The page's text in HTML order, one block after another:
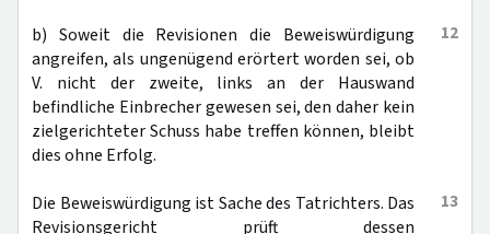
12
b) Soweit die Revisionen die Beweiswürdigung
angreifen, als ungenügend erörtert worden sei, ob
V. nicht der zweite, links an der Hauswand
befindliche Einbrecher gewesen sei, den daher kein
zielgerichteter Schuss habe treffen können, bleibt
dies ohne Erfolg.
13
Die Beweiswürdigung ist Sache des Tatrichters. Das
Revisionsgericht prüft dessen